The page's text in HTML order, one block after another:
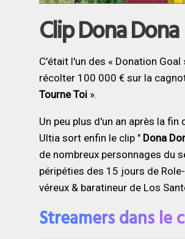
Clip Dona Dona
C'était l'un des « Donation
récolter 100 000 € sur la
Tourne Toi».
Un peu plus d'un an après la
Ultia sort enfin le clip " Dona
de nombreux personnages du
péripéties des 15 jours de
véreux & baratineur de Los
Streamers dans le